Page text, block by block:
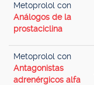
Metoprolol con
Análogos de la
prostaciclina
Metoprolol con
Antagonistas
adrenérgicos alfa